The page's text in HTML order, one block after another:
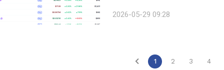
송금·결제 특화 블록체인 스텔라루
2026-05-29 09:28
1 2 3 4